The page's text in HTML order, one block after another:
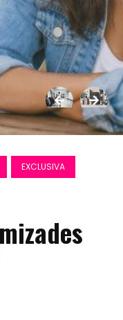
EXCLUSIVA